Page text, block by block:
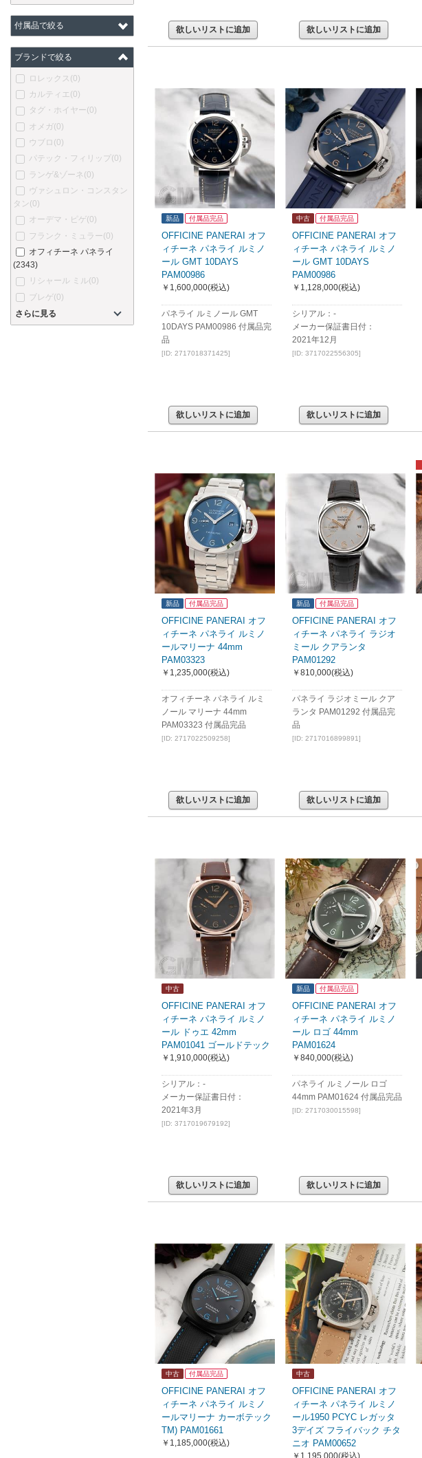
付属品で絞る
ブランドで絞る
ロレックス (0)
カルティエ(0)
タグ・ホイヤー(0)
オメガ(0)
ウブロ (0)
パテック・フィリップ (0)
ランゲ&ゾーネ (0)
ヴァシュロン・コンスタン
タン (0)
オーデマ・ピゲ(0)
フランク・ミュラー(0)
オフィチーネ パネライ
(2343)
リシャール ミル(0)
ブレゲ(0)
さらに見る
欲しいリストに追加 欲しいリストに追加
新品 付属品完品
OFFICINE PANERAI オフ
ィチーネ パネライ ルミノ
ール GMT 10DAYS
PAM00986
￥1,600,000(税込)
パネライ ルミノール GMT
10DAYS PAM00986 付属品完
品
[ID: 2717018371425]
欲しいリストに追加
中古 付属品完品
OFFICINE PANERAI オフ
ィチーネ パネライ ルミノ
ール GMT 10DAYS
PAM00986
￥1,128,000(税込)
シリアル：-
メーカー保証書日付：
2021年12月
[ID: 3717022556305]
欲しいリストに追加
新品 付属品完品
OFFICINE PANERAI オフ
ィチーネ パネライ ルミノ
ールマリーナ 44mm
PAM03323
￥1,235,000(税込)
オフィチーネ パネライ ルミ
ノール マリーナ 44mm
PAM03323 付属品完品
[ID: 2717022509258]
欲しいリストに追加
新品 付属品完品
OFFICINE PANERAI オフ
ィチーネ パネライ ラジオ
ミール クアランタ
PAM01292
￥810,000(税込)
パネライ ラジオミール クア
ランタ PAM01292 付属品完
品
[ID: 2717016899891]
欲しいリストに追加
中古
OFFICINE PANERAI オフ
ィチーネ パネライ ルミノ
ール ドゥエ 42mm
PAM01041 ゴールドテック
￥1,910,000(税込)
シリアル：-
メーカー保証書日付：
2021年3月
[ID: 3717019679192]
欲しいリストに追加
新品 付属品完品
OFFICINE PANERAI オフ
ィチーネ パネライ ルミノ
ール ロゴ 44mm
PAM01624
￥840,000(税込)
パネライ ルミノール ロゴ
44mm PAM01624 付属品完品
[ID: 2717030015598]
欲しいリストに追加
中古 付属品完品
OFFICINE PANERAI オフ
ィチーネ パネライ ルミノ
ールマリーナ カーボテック
TM) PAM01661
￥1,185,000(税込)
中古
OFFICINE PANERAI オフ
ィチーネ パネライ ルミノ
ール1950 PCYC レガッタ
3デイズ フライバック チタ
ニオ PAM00652